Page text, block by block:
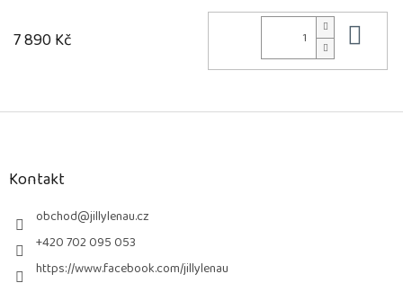
7 890 Kč
Z
Kontakt
obchod@jillylenau.cz
+420 702 095 053
https://www.facebook.com/jillylenau